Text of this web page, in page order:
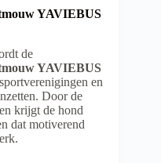
YAVIEBUS
de
YAVIEBUS
en
Door de
krijgt de hond
dat motiverend